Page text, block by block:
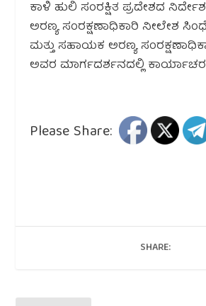
ಕಾಳಿ ಹುಲಿ ಸಂರಕ್ಷಿತ ಪ್ರದೇಶದ
ಅರಣ್ಯ ಸಂರಕ್ಷಣಾಧಿಕಾರಿ ನೀಲೇಶ
ಮತ್ತು ಸಹಾಯಕ ಅರಣ್ಯ
ಅವರ ಮಾರ್ಗದರ್ಶನದಲ್ಲಿ
Please Share:
SHARE: